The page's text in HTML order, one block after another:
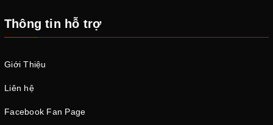
Thông tin hỗ trợ
Giới Thiệu
Liên hệ
Facebook Fan Page